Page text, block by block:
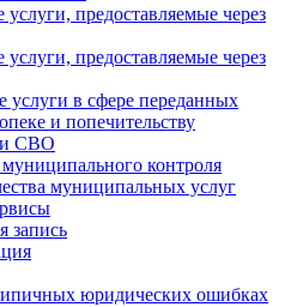
предоставляемые через
предоставляемые через
услуги в сфере переданных
и попечительству
СВО
контроля
муниципальных услуг
запись
юридических ошибках